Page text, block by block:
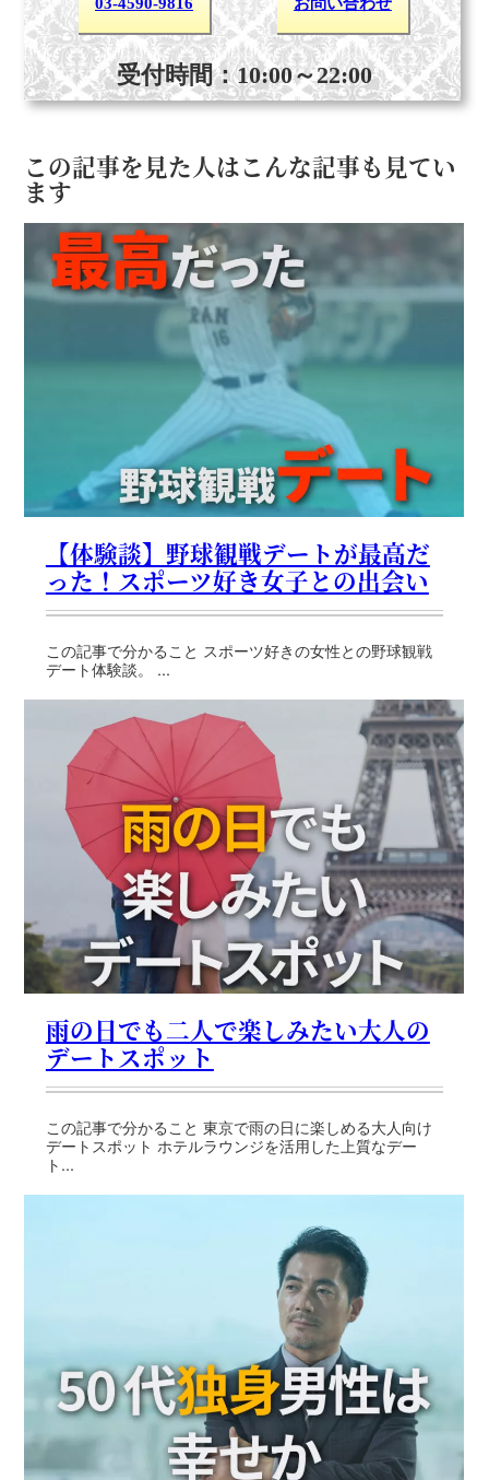
受付時間：10:00～22:00
この記事を見た人はこんな記事も見てい
ます
【体験談】野球観戦デートが最高だ
った！スポーツ好き女子との出会い
この記事で分かること スポーツ好きの女性との野球観戦
デート体験談。 ...
雨の日でも二人で楽しみたい大人の
デートスポット
この記事で分かること 東京で雨の日に楽しめる大人向け
デートスポット ホテルラウンジを活用した上質なデー
ト...